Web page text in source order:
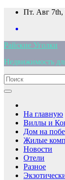
Перейти
содержимому
Пт. Авг 7th,
Райские Уголки
Недвижимость
На главную
Виллы и
Дом на
Жилые
Новости
Отели
Разное